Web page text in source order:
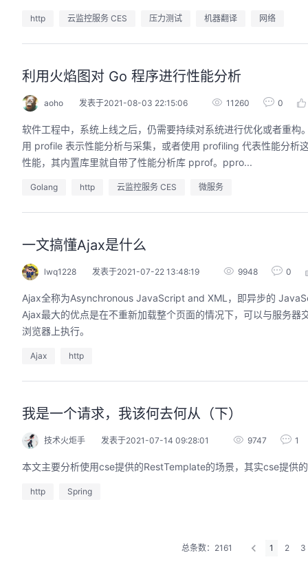
http 云监控服务 CES 压力测试 机器翻译 网络
利用火焰图对 Go 程序进行性能分析
aoho 发表于2021-08-03 22:15:06 11260 0
软件工程中，系统上线之后，仍需要持续对系统进行优化或者重
用 profile 表示性能分析与采集，或者使用 profiling 代表性能分
性能，其内置库里就自带了性能分析库 pprof。ppro...
Golang http 云监控服务 CES 微服务
一文搞懂Ajax是什么
lwq1228 发表于2021-07-22 13:48:19 9948 0
Ajax全称为Asynchronous JavaScript and XML，即异步的
Ajax最大的优点是在不重新加载整个页面的情况下，可以与服务
浏览器上执行。
Ajax http
我是一个请求，我该何去何从（下）
技术火炬手 发表于2021-07-14 09:28:01 9747 1
本文主要分析使用cse提供的RestTemplate的场景，其实cse提供
http Spring
总条数：2161 1 2 3